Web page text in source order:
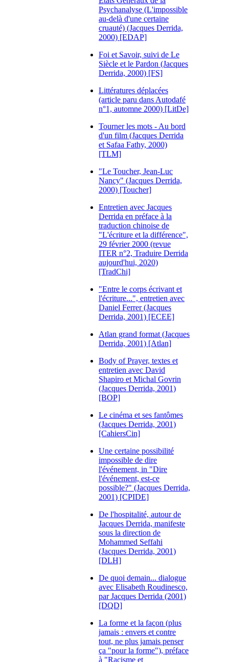
Psychanalyse (L'impossible
au-delà d'une certaine
cruauté) (Jacques Derrida,
2000) [EDAP]
Foi et Savoir, suivi de Le
Siècle et le Pardon (Jacques
Derrida, 2000) [FS]
Littératures déplacées
(article paru dans Autodafé
n°1, automne 2000) [LitDe]
Tourner les mots - Au bord
d'un film (Jacques Derrida
et Safaa Fathy, 2000)
[TLM]
"Le Toucher, Jean-Luc
Nancy" (Jacques Derrida,
2000) [Toucher]
Entretien avec Jacques
Derrida en préface à la
traduction chinoise de
"L'écriture et la différence",
29 février 2000 (revue
ITER n°2, Traduire Derrida
aujourd'hui, 2020)
[TradChi]
"Entre le corps écrivant et
l'écriture...", entretien avec
Daniel Ferrer (Jacques
Derrida, 2001) [ECEE]
Atlan grand format (Jacques
Derrida, 2001) [Atlan]
Body of Prayer, textes et
entretien avec David
Shapiro et Michal Govrin
(Jacques Derrida, 2001)
[BOP]
Le cinéma et ses fantômes
(Jacques Derrida, 2001)
[CahiersCin]
Une certaine possibilité
impossible de dire
l'événement, in "Dire
l'événement, est-ce
possible?" (Jacques Derrida,
2001) [CPIDE]
De l'hospitalité, autour de
Jacques Derrida, manifeste
sous la direction de
Mohammed Seffahi
(Jacques Derrida, 2001)
[DLH]
De quoi demain... dialogue
avec Elisabeth Roudinesco,
par Jacques Derrida (2001)
[DQD]
La forme et la façon (plus
jamais : envers et contre
tout, ne plus jamais penser
ça "pour la forme"), préface
à "Racisme et